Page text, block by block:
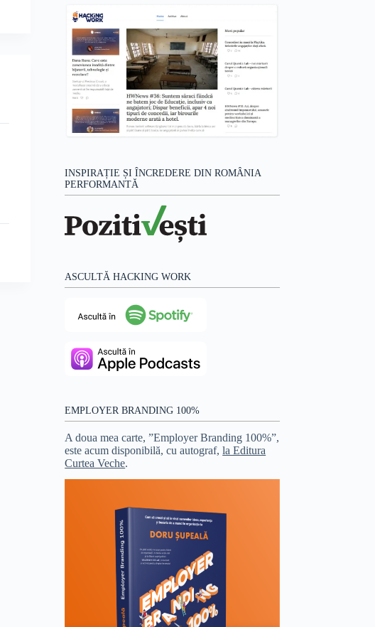
INSPIRAȚIE ȘI ÎNCREDERE DIN ROMÂNIA
PERFORMANTĂ
ASCULTĂ HACKING WORK
EMPLOYER BRANDING 100%
A doua mea carte, ”Employer Branding 100%”,
este acum disponibilă, cu autograf,la Editura
Curtea Veche.